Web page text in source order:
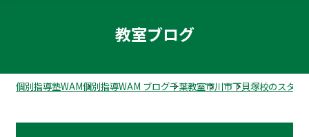
教室ブログ
個別指導塾WAM個別指導WAM ブログ千葉教室市川市下貝塚校のスタッ